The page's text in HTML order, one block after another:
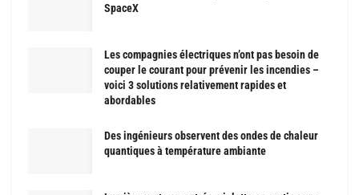
SpaceX
Les compagnies électriques n’ont pas besoin de
couper le courant pour prévenir les incendies –
voici 3 solutions relativement rapides et
abordables
Des ingénieurs observent des ondes de chaleur
quantiques à température ambiante